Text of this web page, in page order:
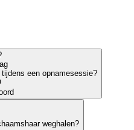
een opnamesessie?
weghalen?